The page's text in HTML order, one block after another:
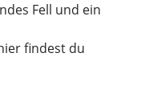
Fell und ein
findest du